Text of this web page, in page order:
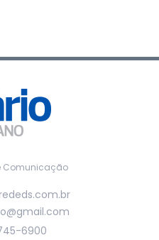
Comunicação
6900